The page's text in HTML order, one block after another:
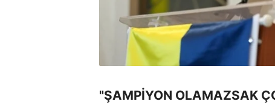
"ŞAMPİYON OLAMAZSAK